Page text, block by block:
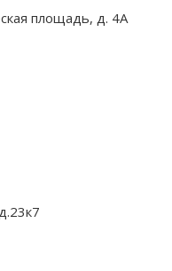
площадь, д. 4А